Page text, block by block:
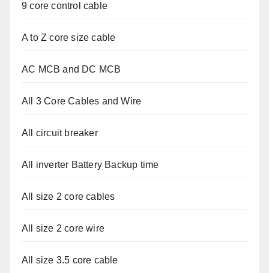
9 core control cable
A to Z core size cable
AC MCB and DC MCB
All 3 Core Cables and Wire
All circuit breaker
All inverter Battery Backup time
All size 2 core cables
All size 2 core wire
All size 3.5 core cable